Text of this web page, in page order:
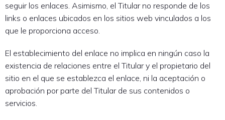
seguir los enlaces. Asimismo, el Titular no responde de los
links o enlaces ubicados en los sitios web vinculados a los
que le proporciona acceso.
El establecimiento del enlace no implica en ningún caso la
existencia de relaciones entre el Titular y el propietario del
sitio en el que se establezca el enlace, ni la aceptación o
aprobación por parte del Titular de sus contenidos o
servicios.